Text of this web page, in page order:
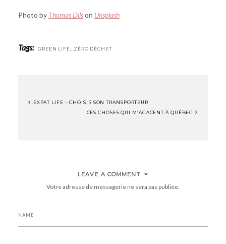
Photo by Thomas Dilson Unsplash
Tags: GREEN LIFE, ZÉRO DÉCHET
NAVIGATION
EXPAT LIFE – CHOISIR SON TRANSPORTEUR
CES CHOSES QUI M’AGACENT À QUÉBEC
LEAVE A COMMENT
Votre adresse de messagerie ne sera pas publiée.